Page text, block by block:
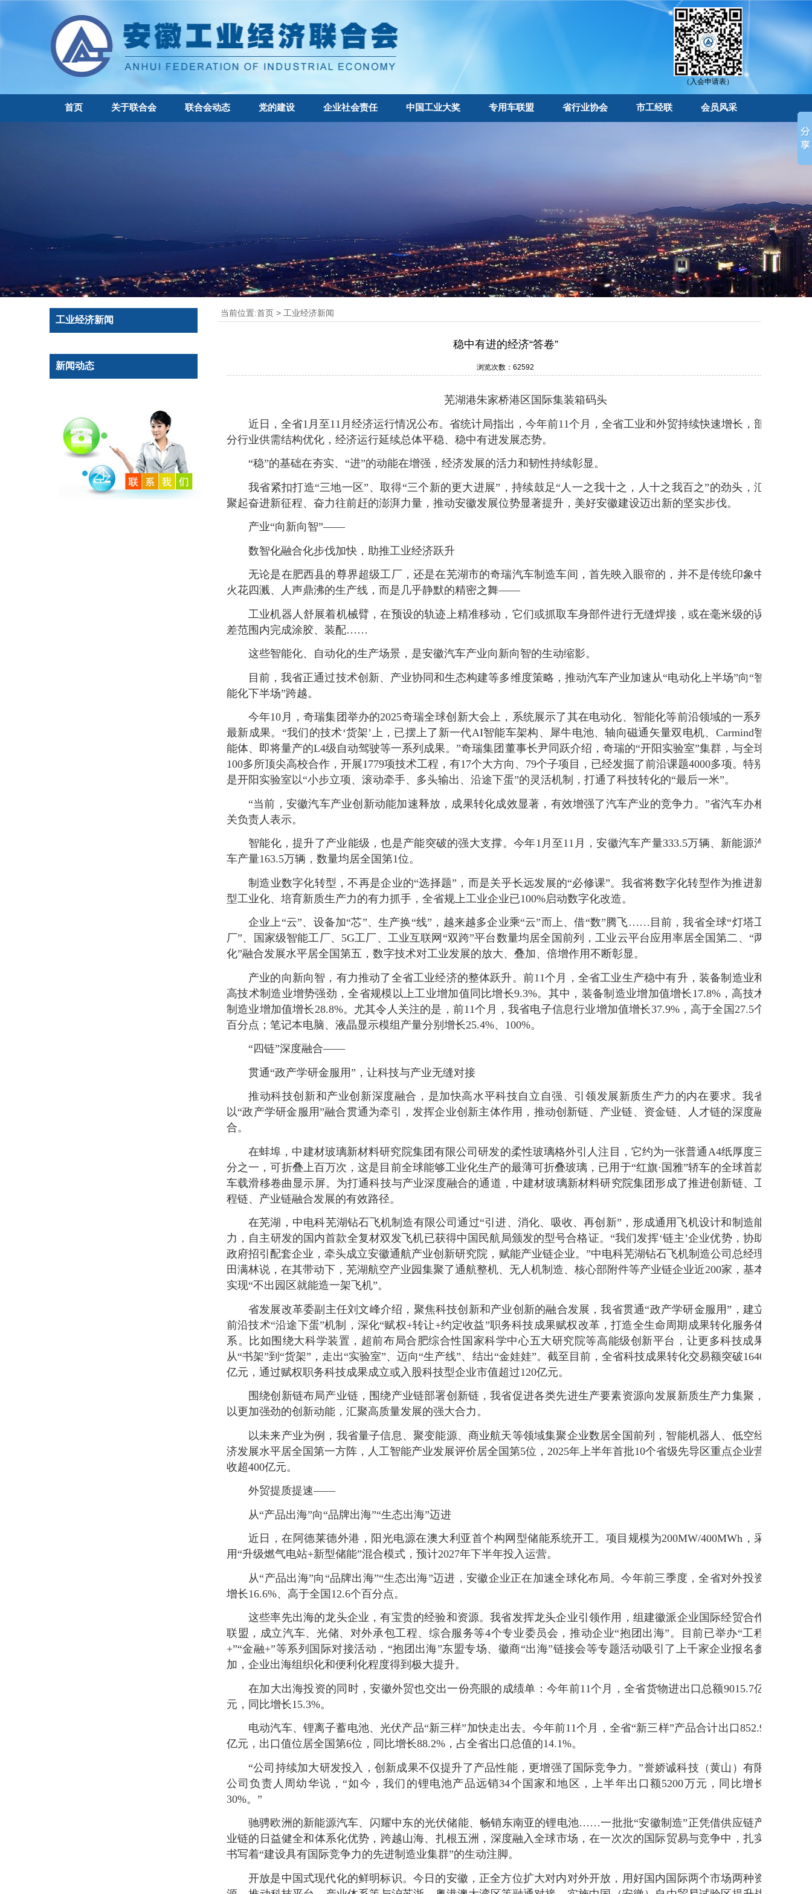
（入会申请表）
首页 关于联合会 联合会动态 党的建设 企业社会责任 中国工业大奖 专用车联盟 省行业协会 市工经联 会员风采
当前位置:首页 > 工业经济新闻
稳中有进的经济“答卷”
浏览次数：62592
芜湖港朱家桥港区国际集装箱码头
近日，全省1月至11月经济运行情况公布。省统计局指出，今年前11个月，全省工业和外贸持续快速增长，部
分行业供需结构优化，经济运行延续总体平稳、稳中有进发展态势。
“稳”的基础在夯实、“进”的动能在增强，经济发展的活力和韧性持续彰显。
我省紧扣打造“三地一区”、取得“三个新的更大进展”，持续鼓足“人一之我十之，人十之我百之”的劲头，汇
聚起奋进新征程、奋力往前赶的澎湃力量，推动安徽发展位势显著提升，美好安徽建设迈出新的坚实步伐。
产业“向新向智”——
数智化融合化步伐加快，助推工业经济跃升
无论是在肥西县的尊界超级工厂，还是在芜湖市的奇瑞汽车制造车间，首先映入眼帘的，并不是传统印象中
火花四溅、人声鼎沸的生产线，而是几乎静默的精密之舞——
工业机器人舒展着机械臂，在预设的轨迹上精准移动，它们或抓取车身部件进行无缝焊接，或在毫米级的误
差范围内完成涂胶、装配……
这些智能化、自动化的生产场景，是安徽汽车产业向新向智的生动缩影。
目前，我省正通过技术创新、产业协同和生态构建等多维度策略，推动汽车产业加速从“电动化上半场”向“智
能化下半场”跨越。
今年10月，奇瑞集团举办的2025奇瑞全球创新大会上，系统展示了其在电动化、智能化等前沿领域的一系列
最新成果。“我们的技术‘货架’上，已摆上了新一代AI智能车架构、犀牛电池、轴向磁通矢量双电机、Carmind智
能体、即将量产的L4级自动驾驶等一系列成果。”奇瑞集团董事长尹同跃介绍，奇瑞的“开阳实验室”集群，与全球
100多所顶尖高校合作，开展1779项技术工程，有17个大方向、79个子项目，已经发掘了前沿课题4000多项。特别
是开阳实验室以“小步立项、滚动牵手、多头输出、沿途下蛋”的灵活机制，打通了科技转化的“最后一米”。
“当前，安徽汽车产业创新动能加速释放，成果转化成效显著，有效增强了汽车产业的竞争力。”省汽车办相
关负责人表示。
智能化，提升了产业能级，也是产能突破的强大支撑。今年1月至11月，安徽汽车产量333.5万辆、新能源汽
车产量163.5万辆，数量均居全国第1位。
制造业数字化转型，不再是企业的“选择题”，而是关乎长远发展的“必修课”。我省将数字化转型作为推进新
型工业化、培育新质生产力的有力抓手，全省规上工业企业已100%启动数字化改造。
企业上“云”、设备加“芯”、生产换“线”，越来越多企业乘“云”而上、借“数”腾飞……目前，我省全球“灯塔工
厂”、国家级智能工厂、5G工厂、工业互联网“双跨”平台数量均居全国前列，工业云平台应用率居全国第二、“两
化”融合发展水平居全国第五，数字技术对工业发展的放大、叠加、倍增作用不断彰显。
产业的向新向智，有力推动了全省工业经济的整体跃升。前11个月，全省工业生产稳中有升，装备制造业和
高技术制造业增势强劲，全省规模以上工业增加值同比增长9.3%。其中，装备制造业增加值增长17.8%，高技术
制造业增加值增长28.8%。尤其令人关注的是，前11个月，我省电子信息行业增加值增长37.9%，高于全国27.5个
百分点；笔记本电脑、液晶显示模组产量分别增长25.4%、100%。
“四链”深度融合——
贯通“政产学研金服用”，让科技与产业无缝对接
推动科技创新和产业创新深度融合，是加快高水平科技自立自强、引领发展新质生产力的内在要求。我省
以“政产学研金服用”融合贯通为牵引，发挥企业创新主体作用，推动创新链、产业链、资金链、人才链的深度融
合。
在蚌埠，中建材玻璃新材料研究院集团有限公司研发的柔性玻璃格外引人注目，它约为一张普通A4纸厚度三
分之一，可折叠上百万次，这是目前全球能够工业化生产的最薄可折叠玻璃，已用于“红旗·国雅”轿车的全球首款
车载滑移卷曲显示屏。为打通科技与产业深度融合的通道，中建材玻璃新材料研究院集团形成了推进创新链、工
程链、产业链融合发展的有效路径。
在芜湖，中电科芜湖钻石飞机制造有限公司通过“引进、消化、吸收、再创新”，形成通用飞机设计和制造能
力，自主研发的国内首款全复材双发飞机已获得中国民航局颁发的型号合格证。“我们发挥‘链主’企业优势，协助
政府招引配套企业，牵头成立安徽通航产业创新研究院，赋能产业链企业。”中电科芜湖钻石飞机制造公司总经理
田满林说，在其带动下，芜湖航空产业园集聚了通航整机、无人机制造、核心部附件等产业链企业近200家，基本
实现“不出园区就能造一架飞机”。
省发展改革委副主任刘文峰介绍，聚焦科技创新和产业创新的融合发展，我省贯通“政产学研金服用”，建立
前沿技术“沿途下蛋”机制，深化“赋权+转让+约定收益”职务科技成果赋权改革，打造全生命周期成果转化服务体
系。比如围绕大科学装置，超前布局合肥综合性国家科学中心五大研究院等高能级创新平台，让更多科技成果
从“书架”到“货架”，走出“实验室”、迈向“生产线”、结出“金娃娃”。截至目前，全省科技成果转化交易额突破1640
亿元，通过赋权职务科技成果成立或入股科技型企业市值超过120亿元。
围绕创新链布局产业链，围绕产业链部署创新链，我省促进各类先进生产要素资源向发展新质生产力集聚，
以更加强劲的创新动能，汇聚高质量发展的强大合力。
以未来产业为例，我省量子信息、聚变能源、商业航天等领域集聚企业数居全国前列，智能机器人、低空经
济发展水平居全国第一方阵，人工智能产业发展评价居全国第5位，2025年上半年首批10个省级先导区重点企业营
收超400亿元。
外贸提质提速——
从“产品出海”向“品牌出海”“生态出海”迈进
近日，在阿德莱德外港，阳光电源在澳大利亚首个构网型储能系统开工。项目规模为200MW/400MWh，采
用“升级燃气电站+新型储能”混合模式，预计2027年下半年投入运营。
从“产品出海”向“品牌出海”“生态出海”迈进，安徽企业正在加速全球化布局。今年前三季度，全省对外投资
增长16.6%、高于全国12.6个百分点。
这些率先出海的龙头企业，有宝贵的经验和资源。我省发挥龙头企业引领作用，组建徽派企业国际经贸合作
联盟，成立汽车、光储、对外承包工程、综合服务等4个专业委员会，推动企业“抱团出海”。目前已举办“工程
+”“金融+”等系列国际对接活动，“抱团出海”东盟专场、徽商“出海”链接会等专题活动吸引了上千家企业报名参
加，企业出海组织化和便利化程度得到极大提升。
在加大出海投资的同时，安徽外贸也交出一份亮眼的成绩单：今年前11个月，全省货物进出口总额9015.7亿
元，同比增长15.3%。
电动汽车、锂离子蓄电池、光伏产品“新三样”加快走出去。今年前11个月，全省“新三样”产品合计出口852.9
亿元，出口值位居全国第6位，同比增长88.2%，占全省出口总值的14.1%。
“公司持续加大研发投入，创新成果不仅提升了产品性能，更增强了国际竞争力。”誉娇诚科技（黄山）有限
公司负责人周幼华说，“如今，我们的锂电池产品远销34个国家和地区，上半年出口额5200万元，同比增长
30%。”
驰骋欧洲的新能源汽车、闪耀中东的光伏储能、畅销东南亚的锂电池……一批批“安徽制造”正凭借供应链产
业链的日益健全和体系化优势，跨越山海、扎根五洲，深度融入全球市场，在一次次的国际贸易与竞争中，扎实
书写着“建设具有国际竞争力的先进制造业集群”的生动注脚。
开放是中国式现代化的鲜明标识。今日的安徽，正全方位扩大对内对外开放，用好国内国际两个市场两种资
工业经济新闻
新闻动态